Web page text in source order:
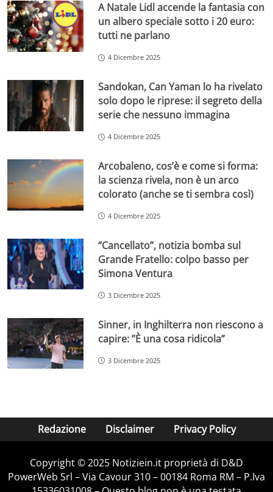
A Natale Lidl accende la fantasia con
un albero speciale sotto i 20 euro:
tutti ne parlano
4 Dicembre 2025
Sandokan, Can Yaman lo ha rivelato
solo dopo le riprese: il segreto della
serie che nessuno immagina
4 Dicembre 2025
Arcobaleno, cos’è e come si forma:
la scienza rivela, non è un arco
colorato (anche se ti sembra così)
4 Dicembre 2025
“Cancellato”, notizia bomba sul
Grande Fratello: colpo basso per
Simona Ventura
3 Dicembre 2025
Sinner, in Inghilterra non riescono a
capire: ”È una cosa ridicola”
3 Dicembre 2025
Redazione Disclaimer Privacy Policy
Copyright © 2025 Notiziein.it proprietà di D&D
PowerWeb Srl – Via Cavour 310 – 00184 Roma RM – P.Iva